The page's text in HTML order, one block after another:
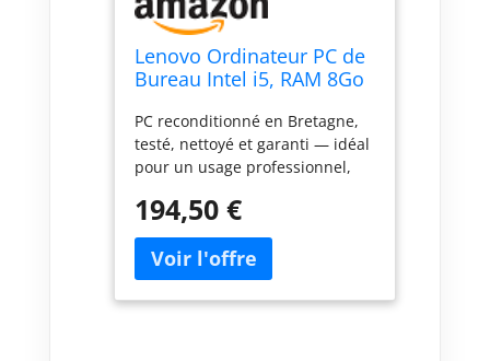
Lenovo Ordinateur PC de
Bureau Intel i5, RAM 8Go
Windows 11 Pro, Wi-Fi,
PC fixe (Reconditionné)
PC reconditionné en Bretagne,
testé, nettoyé et garanti — idéal
pour un usage professionnel,
194,50 €